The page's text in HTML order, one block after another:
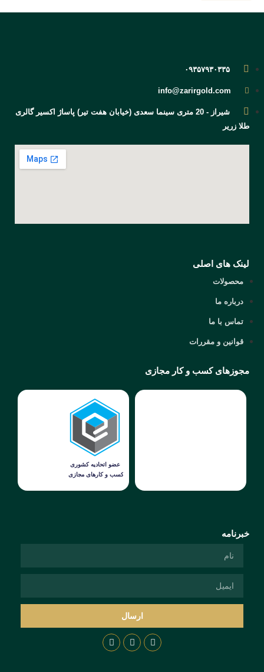
۰۹۳۵۷۹۳۰۳۳۵
info@zarirgold.com
شیراز - 20 متری سینما سعدی (خیابان هفت تیر) پاساژ اکسیر گالری
طلا زریر
لینک های اصلی
محصولات
درباره ما
تماس با ما
قوانین و مقررات
مجوزهای کسب و کار مجازی
خبرنامه
ارسال